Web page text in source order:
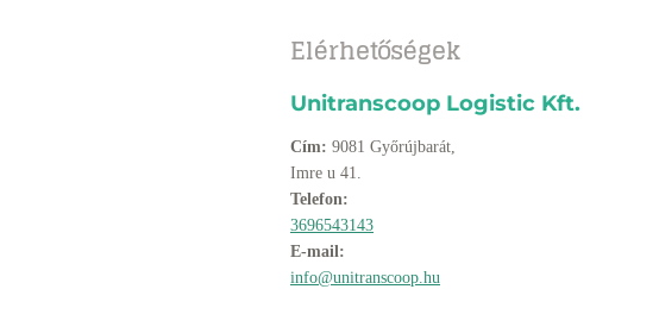
Elérhetőségek
Unitranscoop Logistic Kft.
Cím: 9081 Győrújbarát,
Imre u 41.
Telefon:
3696543143
E-mail:
info@unitranscoop.hu